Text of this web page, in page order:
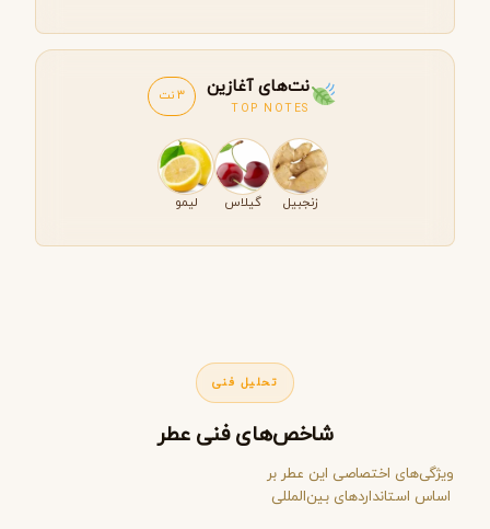
نت‌های آغازین
TOP NOTES
3 نت
زنجبیل گیلاس لیمو
تحلیل فنی
شاخص‌های فنی عطر
ویژگی‌های اختصاصی این عطر بر
اساس استانداردهای بین‌المللی